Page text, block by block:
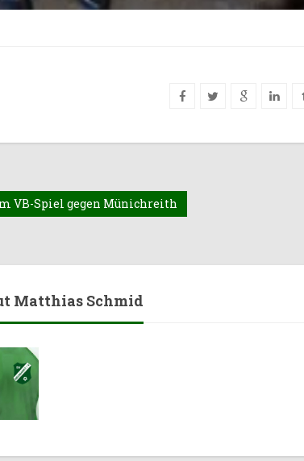
VB-Spiel gegen Münichreith
Matthias Schmid